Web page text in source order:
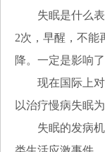
失眠是什么表
2次，早醒，不能
降。一定是影响
现在国际上对
以治疗慢病失眠为
失眠的发病机